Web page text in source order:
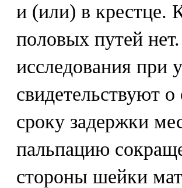
и (или) в крестце.
половых путей
исследования
свидетельствуют
сроку задержки
пальпацию
стороны шейки